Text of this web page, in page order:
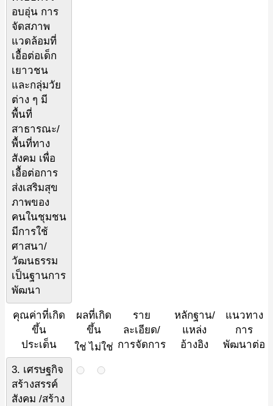
อบอุ่น การ
จัดสภาพ
แวดล้อมที่
เอื้อต่อเด็ก
เยาวชน
และกลุ่มวัย
ต่าง ๆ มี
พื้นที่
สาธารณะ/
พื้นที่ทาง
สังคม เพื่อ
เอื้อต่อการ
ส่งเสริมสุข
ภาพของ
คนในชุมชน
มีการใช้
ศาสนา/
วัฒนธรรม
เป็นฐานการ
พัฒนา
คุณค่าที่เกิด
ขึ้น
ประเด็น
ผลที่เกิด
ขึ้น
ราย
ละเอียด/
การจัดการ
หลักฐาน/
แหล่ง
อ้างอิง
แนวทาง
การ
พัฒนาต่อ
ใช่ ไม่ใช่
3. เศรษฐกิจ
สร้างสรรค์
สังคม /สร้าง